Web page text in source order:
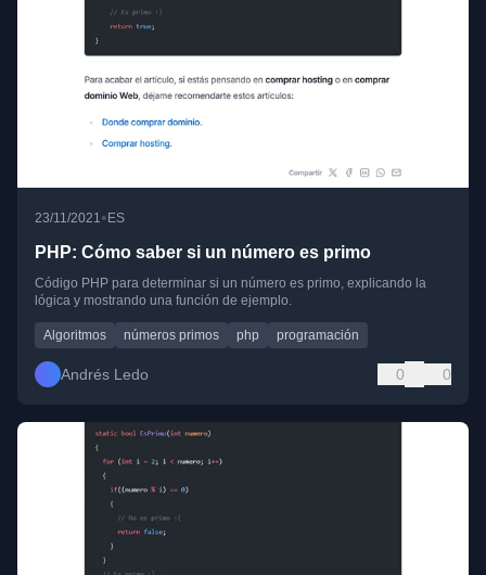
23/11/2021 •ES
PHP: Cómo saber si un número es primo
Código PHP para determinar si un número es primo, explicando la
lógica y mostrando una función de ejemplo.
Algoritmos números primos php programación
Andrés Ledo 0 0